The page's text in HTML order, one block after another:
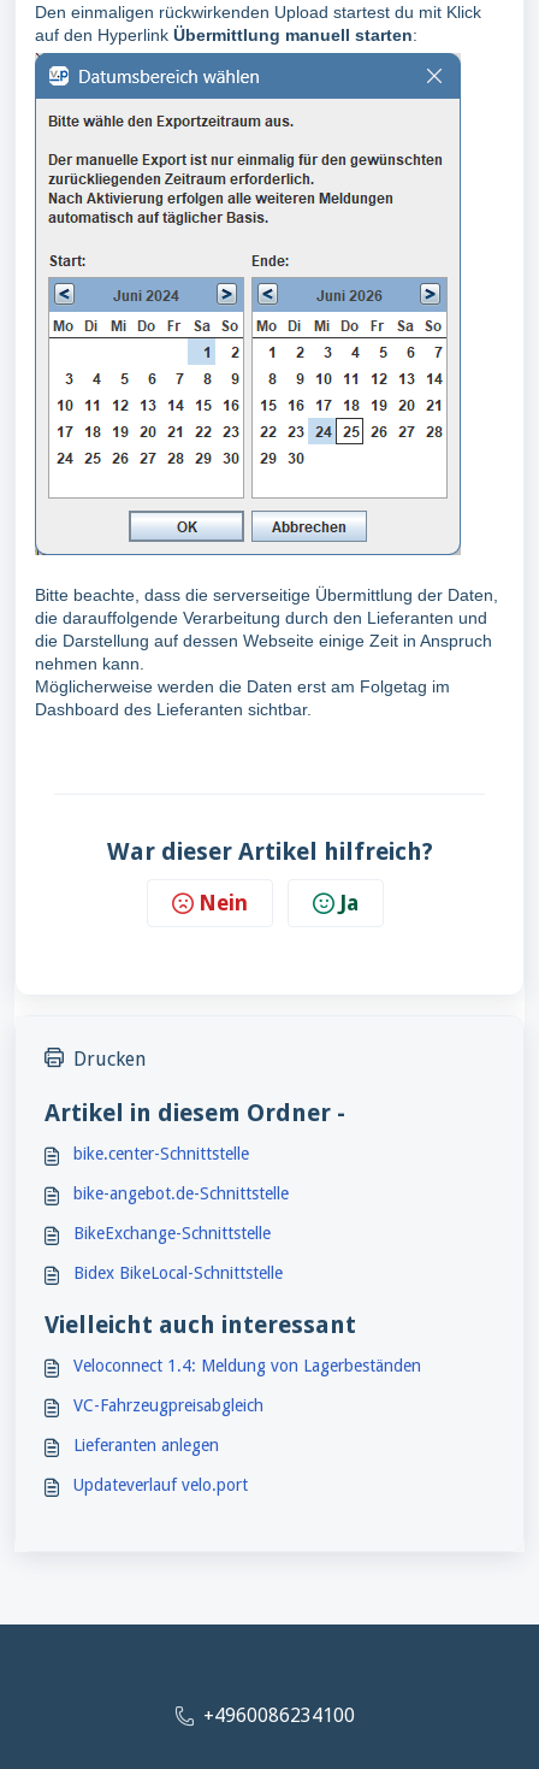
Den einmaligen rückwirkenden Upload startest du mit Klick
auf den Hyperlink Übermittlung manuell starten:
Bitte beachte, dass die serverseitige Übermittlung der Daten,
die darauffolgende Verarbeitung durch den Lieferanten und
die Darstellung auf dessen Webseite einige Zeit in Anspruch
nehmen kann.
Möglicherweise werden die Daten erst am Folgetag im
Dashboard des Lieferanten sichtbar.
War dieser Artikel hilfreich?
Nein Ja
Drucken
Artikel in diesem Ordner -
bike.center-Schnittstelle
bike-angebot.de-Schnittstelle
BikeExchange-Schnittstelle
Bidex BikeLocal-Schnittstelle
Vielleicht auch interessant
Veloconnect 1.4: Meldung von Lagerbeständen
VC-Fahrzeugpreisabgleich
Lieferanten anlegen
Updateverlauf velo.port
+4960086234100